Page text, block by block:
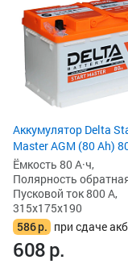
Аккумулятор Delta
Master AGM (80 Ah)
Ёмкость 80 А·ч,
Полярность
Пусковой ток 800 А,
315x175x190
586р. при сдаче акб
608р.